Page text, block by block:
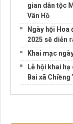
gian dân tộc
Vân Hồ
Ngày hội Hoa
2025 sẽ diễn
Khai mạc
Lễ hội khai
Bai xã Chiềng